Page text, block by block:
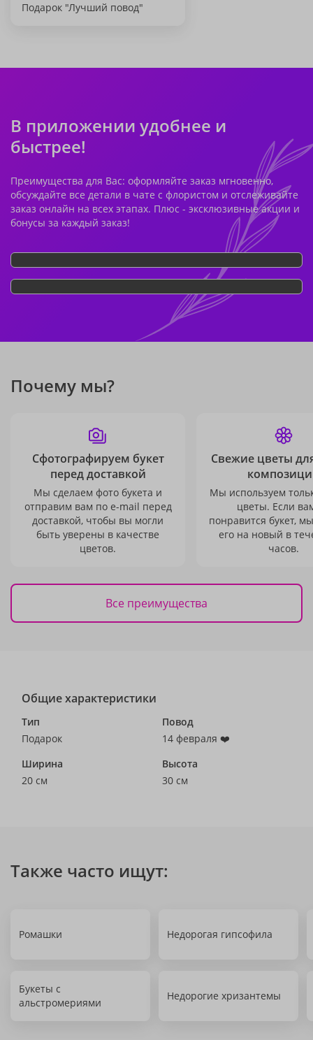
Подарок "Лучший повод"
В приложении удобнее и
быстрее!
Преимущества для Вас: оформляйте заказ мгновенно,
обсуждайте все детали в чате с флористом и отслеживайте
заказ онлайн на всех этапах. Плюс - эксклюзивные акции и
бонусы за каждый заказ!
Почему мы?
Сфотографируем букет
перед доставкой
Мы сделаем фото букета и
отправим вам по e-mail перед
доставкой, чтобы вы могли
быть уверены в качестве
цветов.
Свежие цветы
Мы используем
цветы. Если
понравится букет,
его на новый в
часов.
Все преимущества
Общие характеристики
Тип
Подарок
Повод
14 февраля ❤️
Ширина
20 см
Высота
30 см
Также часто ищут:
Ромашки Недорогая гипсофила
Букеты с
альстромериями
Недорогие хризантемы